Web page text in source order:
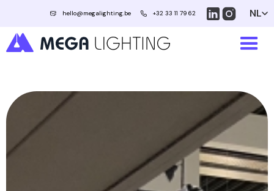
hello@megalighting.be +32 33 11 79 62 NL